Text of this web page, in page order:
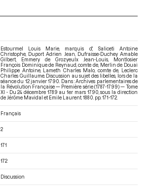
Estourmel Louis Marie, marquis d', Saliceti Antoine
Christophe, Duport Adrien Jean, Dufraisse-Duchey Amable
Gilbert, Emmery de Grozyeulx Jean-Louis, Montlosier
François Dominique de Reynaud, comte de, Merlin de Douai
Philippe Antoine, Lameth Charles Malo, comte de, Leclerc
Charles Guillaume. Discussion au sujet des libelles, lors de la
séance du 12 janvier 1790. Dans : Archives parlementaires de
la Révolution Française — Première série (1787-1799) — Tome
XI - Du 24 décembre 1789 au 1er mars 1790 , sous la direction
de Jérôme Mavidal et Emile Laurent. 1880. pp. 171-172.
Français
2
171
172
Discussion